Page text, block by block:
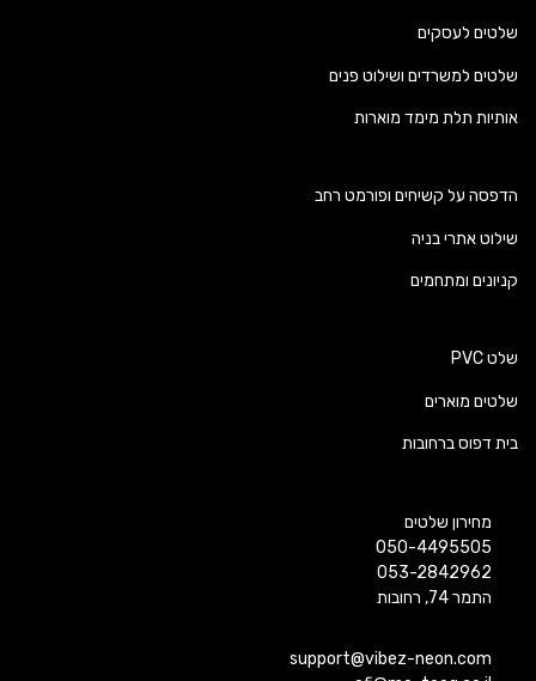
שלטים לעסקים
שלטים למשרדים ושילוט פנים
אותיות תלת מימד מוארות
הדפסה על קשיחים ופורמט רחב
שילוט אתרי בניה
קניונים ומתחמים
שלט PVC
שלטים מוארים
בית דפוס ברחובות
מחירון שלטים
050-4495505
053-2842962
התמר 74, רחובות
support@vibez-neon.com